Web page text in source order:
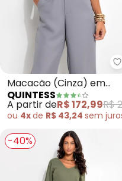
Macacão (Cinza) em
Alfaiataria
QUINTESS
A partir deR$ 172,99R$
ou 4xde R$ 43,24 sem
-40%